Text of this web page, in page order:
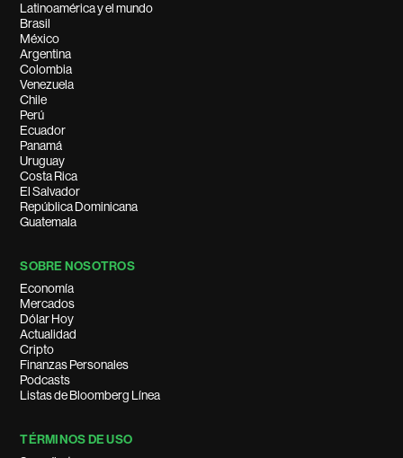
Latinoamérica y el mundo
Brasil
México
Argentina
Colombia
Venezuela
Chile
Perú
Ecuador
Panamá
Uruguay
Costa Rica
El Salvador
República Dominicana
Guatemala
SOBRE NOSOTROS
Economía
Mercados
Dólar Hoy
Actualidad
Cripto
Finanzas Personales
Podcasts
Listas de Bloomberg Línea
TÉRMINOS DE USO